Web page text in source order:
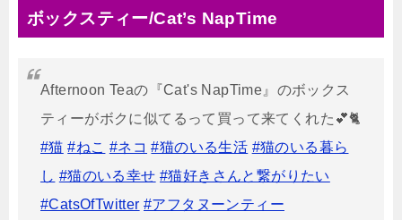
ボックスティー/Cat’s NapTime
Afternoon Teaの『Cat's NapTime』のボックス
ティーがボクに似てるって買って来てくれた💕🐈
#猫 #ねこ #ネコ #猫のいる生活 #猫のいる暮ら
し #猫のいる幸せ #猫好きさんと繋がりたい
#CatsOfTwitter #アフタヌーンティー